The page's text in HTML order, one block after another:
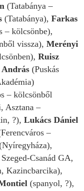
(Tatabánya –
(Tatabánya), Farkas
– kölcsönbe),
vissza), Merényi
Ruisz
András (Puskás
– kölcsönből
Asztana –
?), Lukács Dániel
–
Csanád GA,
Kazincbarcika),
(spanyol, ?),